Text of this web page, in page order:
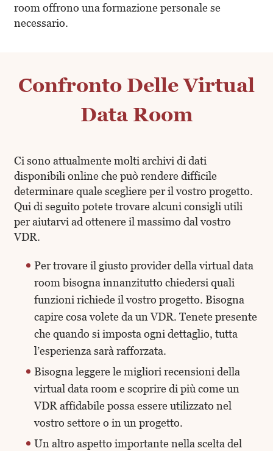
room offrono una formazione personale se
necessario.
Confronto Delle Virtual
Data Room
Ci sono attualmente molti archivi di dati
disponibili online che può rendere difficile
determinare quale scegliere per il vostro progetto.
Qui di seguito potete trovare alcuni consigli utili
per aiutarvi ad ottenere il massimo dal vostro
VDR.
Per trovare il giusto provider della virtual data
room bisogna innanzitutto chiedersi quali
funzioni richiede il vostro progetto. Bisogna
capire cosa volete da un VDR. Tenete presente
che quando si imposta ogni dettaglio, tutta
l’esperienza sarà rafforzata.
Bisogna leggere le migliori recensioni della
virtual data room e scoprire di più come un
VDR affidabile possa essere utilizzato nel
vostro settore o in un progetto.
Un altro aspetto importante nella scelta del